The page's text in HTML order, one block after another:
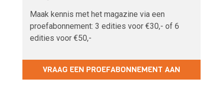
Maak kennis met het magazine via een
proefabonnement: 3 edities voor €30,- of 6
edities voor €50,-
VRAAG EEN PROEFABONNEMENT AAN